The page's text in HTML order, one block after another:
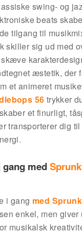
swing- og
beats
tilgang til
skiller sig ud med
æstetik, der
et animeret
56 trykker
et finurligt,
transporterer dig
med
i gang med
enkel, men giver
musikalsk